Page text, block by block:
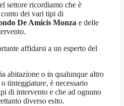
settore ricordiamo che è
conto dei vari tipi di
De Amicis Monza e delle
affidarsi a un esperto del
abitazione o in qualunque altro
tinteggiature, è necessario
di intervento e che ad ognuno
diverso esito.